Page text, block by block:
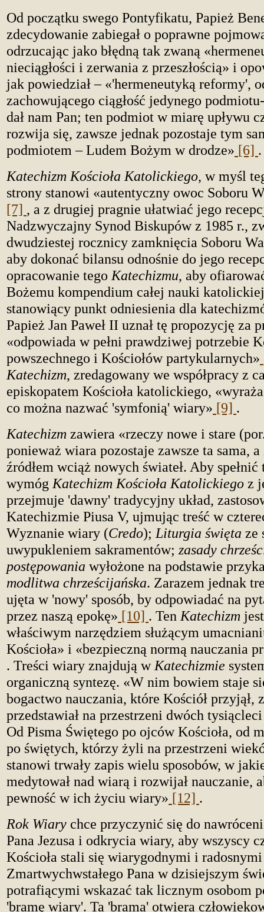
Od początku swego Pontyfikatu, Papież
zdecydowanie zabiegał o poprawne
odrzucając jako błędną tak zwaną
nieciągłości i zerwania z przeszłością» i
jak powiedział – «'hermeneutyką reformy',
zachowującego ciągłość jedynego
dał nam Pan; ten podmiot w miarę upływu
rozwija się, zawsze jednak pozostaje tym
podmiotem – Ludem Bożym w drodze» [6] .
Katechizm Kościoła Katolickiego, w myśl
strony stanowi «autentyczny owoc Soboru
[7] , a z drugiej pragnie ułatwiać jego
Nadzwyczajny Synod Biskupów z 1985 r.,
dwudziestej rocznicy zamknięcia Soboru
aby dokonać bilansu odnośnie do jego
opracowanie tego Katechizmu, aby
Bożemu kompendium całej nauki
stanowiący punkt odniesienia dla
Papież Jan Paweł II uznał tę propozycję za
«odpowiada w pełni prawdziwej potrzebie
powszechnego i Kościołów partykularnych»
Katechizm, zredagowany we współpracy z
episkopatem Kościoła katolickiego,
co można nazwać 'symfonią' wiary» [9] .
Katechizm zawiera «rzeczy nowe i stare
ponieważ wiara pozostaje zawsze ta sama,
źródłem wciąż nowych świateł. Aby
wymóg Katechizm Kościoła Katolickiego z
przejmuje 'dawny' tradycyjny układ,
Katechizmie Piusa V, ujmując treść w
Wyznanie wiary (Credo); Liturgia święta ze
uwypukleniem sakramentów; zasady
postępowania wyłożone na podstawie
modlitwa chrześcijańska. Zarazem jednak
ujęta w 'nowy' sposób, by odpowiadać na
przez naszą epokę» [10] . Ten Katechizm
właściwym narzędziem służącym
Kościoła» i «bezpieczną normą nauczania
. Treści wiary znajdują w Katechizmie
organiczną syntezę. «W nim bowiem staje
bogactwo nauczania, które Kościół przyjął,
przedstawiał na przestrzeni dwóch
Od Pisma Świętego po ojców Kościoła, od
po świętych, którzy żyli na przestrzeni
stanowi trwały zapis wielu sposobów, w
medytował nad wiarą i rozwijał nauczanie,
pewność w ich życiu wiary» [12] .
Rok Wiary chce przyczynić się do
Pana Jezusa i odkrycia wiary, aby wszyscy
Kościoła stali się wiarygodnymi i
Zmartwychwstałego Pana w dzisiejszym
potrafiącymi wskazać tak licznym osobom
'bramę wiary'. Ta 'brama' otwiera